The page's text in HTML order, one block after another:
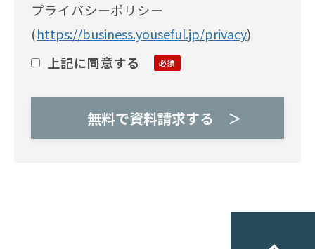
プライバシーポリシー
(https://business.youseful.jp/privacy)
上記に同意する